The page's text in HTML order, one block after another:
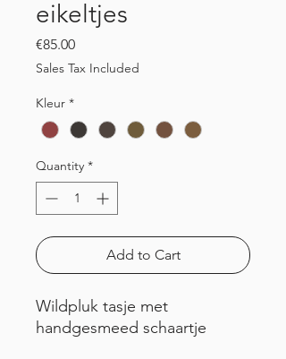
eikeltjes
€85.00Price
Sales Tax Included
Kleur *
Quantity *
Add to Cart
Wildpluk tasje met
handgesmeed schaartje